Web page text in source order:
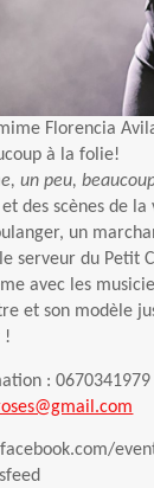
Florencia
à la folie!
un peu,
des scènes de
un
serveur du Petit
avec les
et son modèle
!
: 0670341979